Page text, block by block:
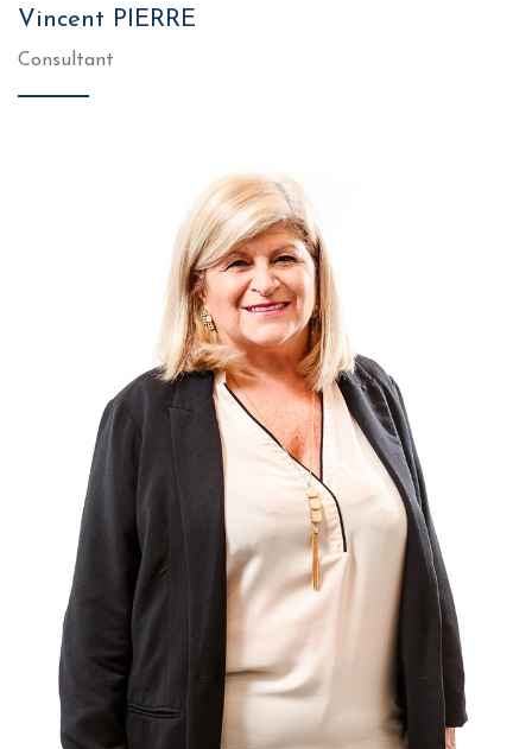
Vincent PIERRE
Consultant